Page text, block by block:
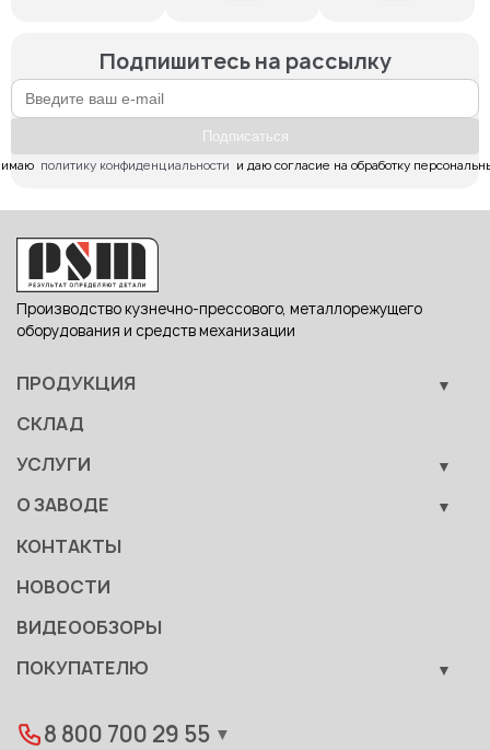
Подпишитесь на рассылку
Подпиcаться
политику конфиденциальности
и даю согласие на обработку
8 800 700 29 55 ▼
Производство кузнечно-прессового, металлорежущего
оборудования и средств механизации
ПРОДУКЦИЯ
Вспомогательные средства механизации
СКЛАД
УСЛУГИ
О ЗАВОДЕ
Документы
Качество
Развитие
КОНТАКТЫ
НОВОСТИ
ВИДЕООБЗОРЫ
ПОКУПАТЕЛЮ
Дилеры